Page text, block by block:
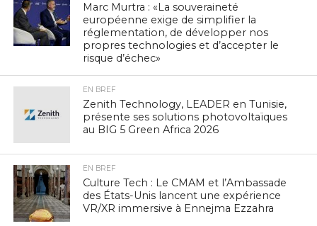
Marc Murtra : «La souveraineté
européenne exige de simplifier la
réglementation, de développer nos
propres technologies et d’accepter le
risque d’échec»
EN BREF
Zenith Technology, LEADER en Tunisie,
présente ses solutions photovoltaïques
au BIG 5 Green Africa 2026
EN BREF
Culture Tech : Le CMAM et l’Ambassade
des États-Unis lancent une expérience
VR/XR immersive à Ennejma Ezzahra